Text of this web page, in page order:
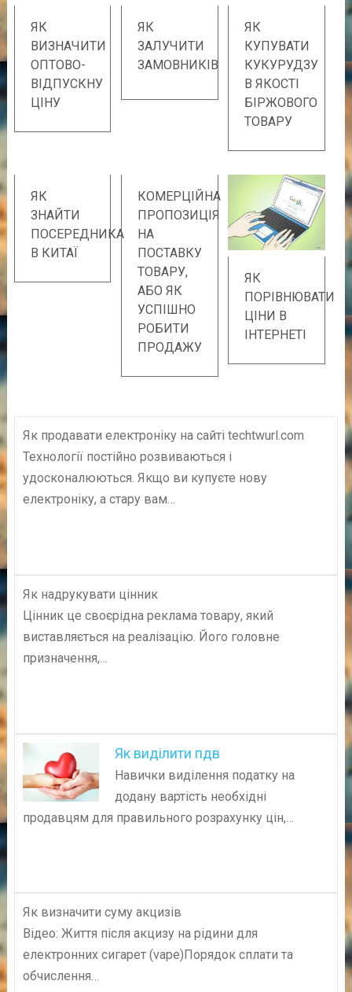
ЯК
ВИЗНАЧИТИ
ОПТОВО-
ВІДПУСКНУ
ЦІНУ
ЯК
ЗАЛУЧИТИ
ЗАМОВНИКІВ
ЯК
КУПУВАТИ
КУКУРУДЗУ
В ЯКОСТІ
БІРЖОВОГО
ТОВАРУ
ЯК
ЗНАЙТИ
ПОСЕРЕДНИКА
В КИТАЇ
КОМЕРЦІЙНА
ПРОПОЗИЦІЯ
НА
ПОСТАВКУ
ТОВАРУ,
АБО ЯК
УСПІШНО
РОБИТИ
ПРОДАЖУ
ЯК
ПОРІВНЮВАТИ
ЦІНИ В
ІНТЕРНЕТІ
Як продавати електроніку на сайті techtwurl.com
Технології постійно розвиваються і
удосконалюються. Якщо ви купуєте нову
електроніку, а стару вам…
Як надрукувати цінник
Цінник це своєрідна реклама товару, який
виставляється на реалізацію. Його головне
призначення,…
Як виділити пдв
Навички виділення податку на
додану вартість необхідні
продавцям для правильного розрахунку цін,…
Як визначити суму акцизів
Відео: Життя після акцизу на рідини для
електронних сигарет (vape)Порядок сплати та
обчислення…